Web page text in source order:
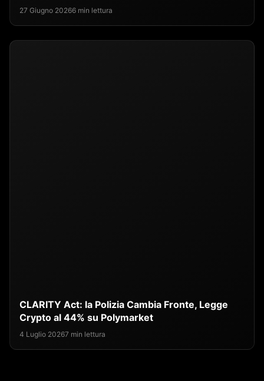
27 Giugno 20266 min lettura
CLARITY Act: la Polizia Cambia Fronte, Legge
Crypto al 44% su Polymarket
4 Luglio 20267 min lettura